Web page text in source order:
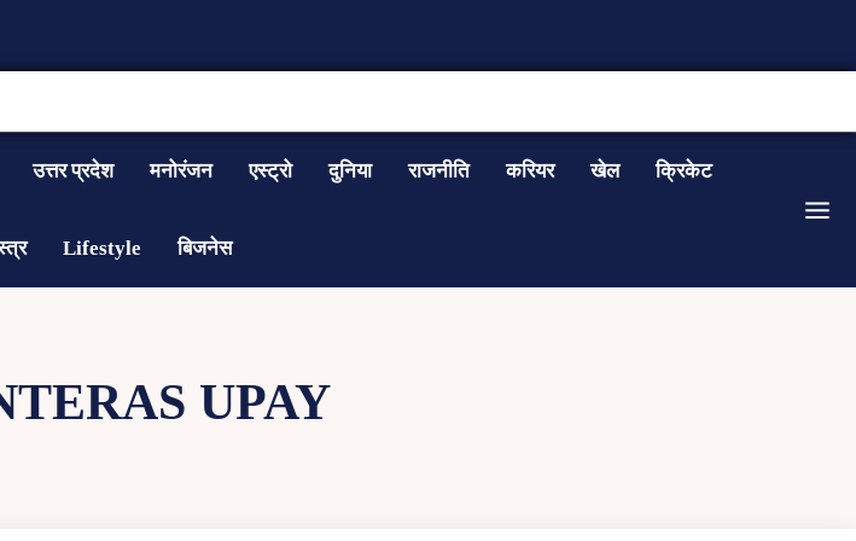
उत्तर प्रदेश मनोरंजन एस्ट्रो दुनिया राजनीति करियर खेल क्रिकेट
Lifestyle बिजनेस
UPAY